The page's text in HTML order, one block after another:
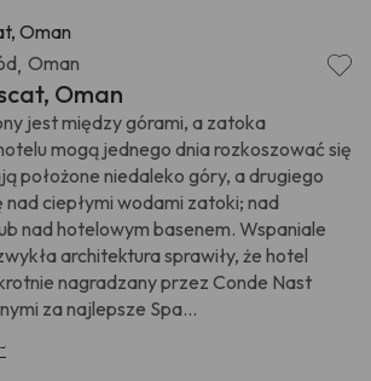
, Oman
Oman
jest między górami, a zatoka
mogą jednego dnia rozkoszować się
położone niedaleko góry, a drugiego
nad ciepłymi wodami zatoki; nad
nad hotelowym basenem. Wspaniale
architektura sprawiły, że hotel
nagradzany przez Conde Nast
za najlepsze Spa...